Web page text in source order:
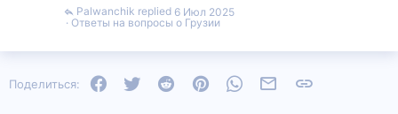
Ответы на вопросы о Грузии
6 Июл 2025
Palwanchik
Поделиться: FacebookTwitter Reddit PinterestWhatsAppЭлектронная почта